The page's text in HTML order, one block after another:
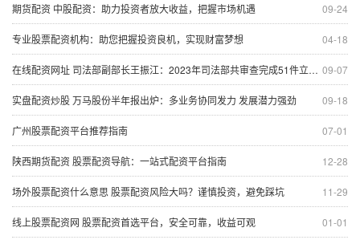
09-24
期货配资 中股配资：助力投资者放大收益，把握市场机遇
04-18
专业股票配资机构：助您把握投资良机，实现财富梦想
09-07
在线配资网址 司法部副部长王振江：2023年司法部共审查完成51件立法项目 同比增长96.2%
09-18
实盘配资炒股 万马股份半年报出炉：多业务协同发力 发展潜力强劲
07-01
广州股票配资平台推荐指南
12-28
陕西期货配资 股票配资导航：一站式配资平台指南
11-29
场外股票配资什么意思 股票配资风险大吗？谨慎投资，避免踩坑
01-01
线上股票配资网 股票配资首选平台，安全可靠，收益可观